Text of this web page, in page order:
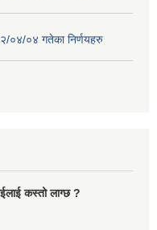
०४/०४ गतेका निर्णयहरु
कस्तो लाग्छ ?